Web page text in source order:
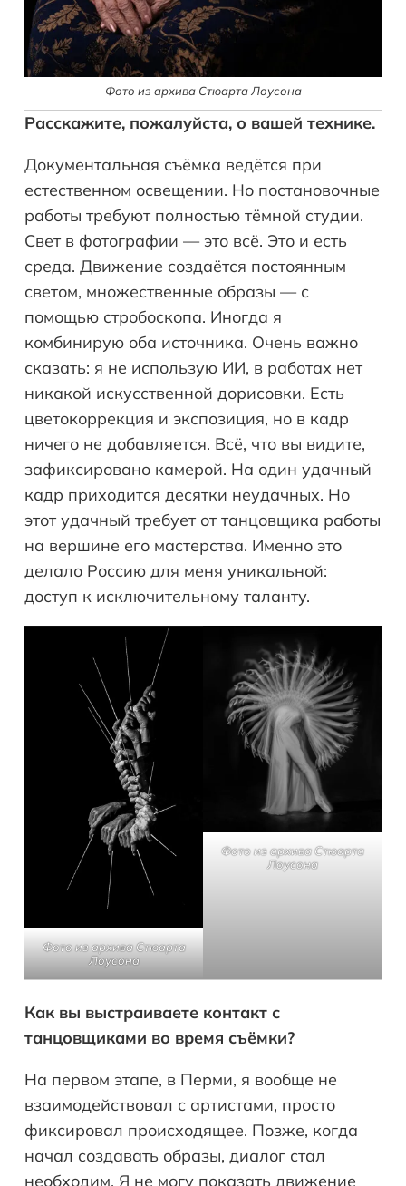
Фото из архива Стюарта Лоусона
Расскажите, пожалуйста, о вашей технике.
Документальная съёмка ведётся при
естественном освещении. Но постановочные
работы требуют полностью тёмной студии.
Свет в фотографии — это всё. Это и есть
среда. Движение создаётся постоянным
светом, множественные образы — с
помощью стробоскопа. Иногда я
комбинирую оба источника. Очень важно
сказать: я не использую ИИ, в работах нет
никакой искусственной дорисовки. Есть
цветокоррекция и экспозиция, но в кадр
ничего не добавляется. Всё, что вы видите,
зафиксировано камерой. На один удачный
кадр приходится десятки неудачных. Но
этот удачный требует от танцовщика работы
на вершине его мастерства. Именно это
делало Россию для меня уникальной:
доступ к исключительному таланту.
Фото из архива Стюарта
Лоусона
Фото из архива Стюарта
Лоусона
Как вы выстраиваете контакт с
танцовщиками во время съёмки?
На первом этапе, в Перми, я вообще не
взаимодействовал с артистами, просто
фиксировал происходящее. Позже, когда
начал создавать образы, диалог стал
необходим. Я не могу показать движение